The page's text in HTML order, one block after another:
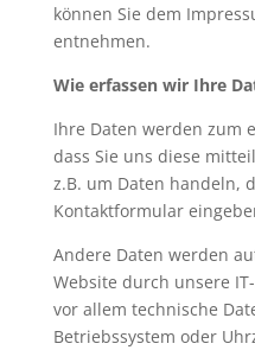
können Sie dem
entnehmen.
Wie erfassen wir Ihre
Ihre Daten werden zum
dass Sie uns diese
z.B. um Daten handeln,
Kontaktformular
Andere Daten werden
Website durch unsere
vor allem technische
Betriebssystem oder